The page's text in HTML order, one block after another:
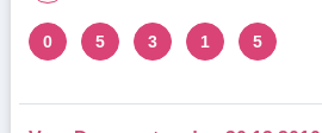
0 5 3 1 5